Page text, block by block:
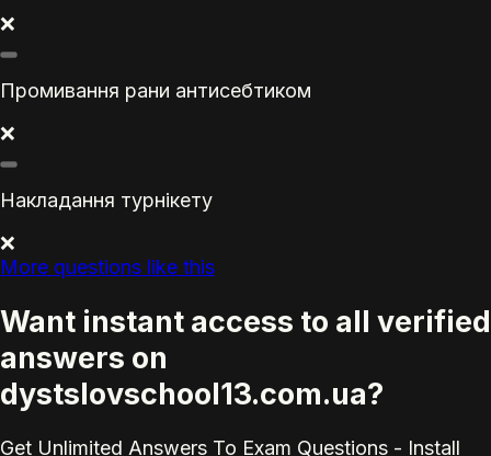
❌
Промивання рани антисебтиком
❌
Накладання турнікету
❌
More questions like this
Want instant access to all verified
answers on
dystslovschool13.com.ua?
Get Unlimited Answers To Exam Questions - Install